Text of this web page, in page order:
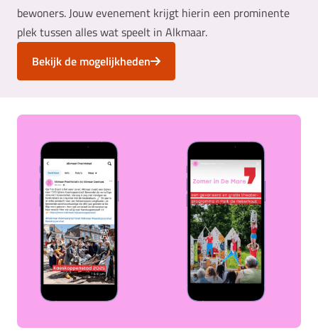
bewoners. Jouw evenement krijgt hierin een prominente
plek tussen alles wat speelt in Alkmaar.
Bekijk de mogelijkheden